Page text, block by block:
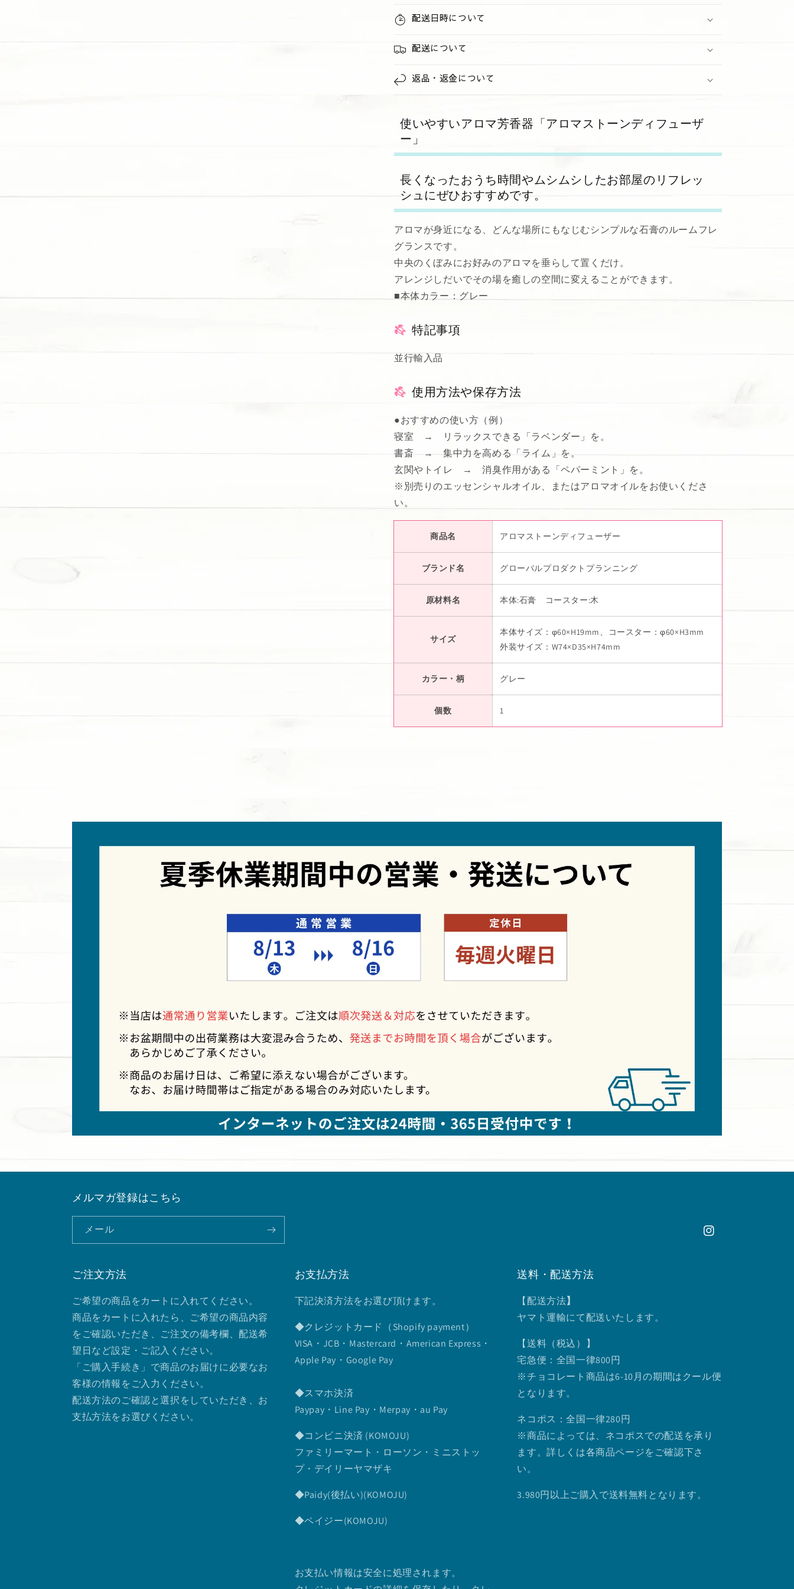
ー
量
を
減
ら
ー
量
増
や
配送日時について
配送について
返品・返金について
使いやすいアロマ芳香器「アロマストーンディフューザ
ー」
長くなったおうち時間やムシムシしたお部屋のリフレッ
シュにぜひおすすめです。
アロマが身近になる、どんな場所にもなじむシンプルな石膏のルームフレ
グランスです。
中央のくぼみにお好みのアロマを垂らして置くだけ。
アレンジしだいでその場を癒しの空間に変えることができます。
■本体カラー：グレー
特記事項
並行輸入品
使用方法や保存方法
●おすすめの使い方（例）
寝室 → リラックスできる「ラベンダー」を。
書斎 → 集中力を高める「ライム」を。
玄関やトイレ → 消臭作用がある「ペパーミント」を。
※別売りのエッセンシャルオイル、またはアロマオイルをお使いくださ
い。
商品名 アロマストーンディフューザー
ブランド名 グローバルプロダクトプランニング
原材料名 本体:石膏 コースター:木
サイズ
本体サイズ：φ60×H19mm、コースター：φ60×H3mm
外装サイズ：W74×D35×H74mm
カラー・柄 グレー
個数 1
メルマガ登録はこちら
メール
Instagram
ご注文方法
ご希望の商品をカートに入れてください。
商品をカートに入れたら、ご希望の商品内容
をご確認いただき、ご注文の備考欄、配送希
望日など設定・ご記入ください。
「ご購入手続き」で商品のお届けに必要なお
客様の情報をご入力ください。
配送方法のご確認と選択をしていただき、お
支払方法をお選びください。
お支払方法
下記決済方法をお選び頂けます。
◆クレジットカード（Shopify payment）
VISA・JCB・Mastercard・American Express・
Apple Pay・Google Pay
◆スマホ決済
Paypay・Line Pay・Merpay・au Pay
◆コンビニ決済 (KOMOJU)
ファミリーマート・ローソン・ミニストッ
プ・デイリーヤマザキ
◆Paidy(後払い)(KOMOJU)
◆ペイジー(KOMOJU)
お支払い情報は安全に処理されます。
送料・配送方法
【配送方法】
ヤマト運輸にて配送いたします。
【送料（税込）】
宅急便：全国一律800円
※チョコレート商品は6-10月の期間はクール便
となります。
ネコポス：全国一律280円
※商品によっては、ネコポスでの配送を承り
ます。詳しくは各商品ページをご確認下さ
い。
3.980円以上ご購入で送料無料となります。